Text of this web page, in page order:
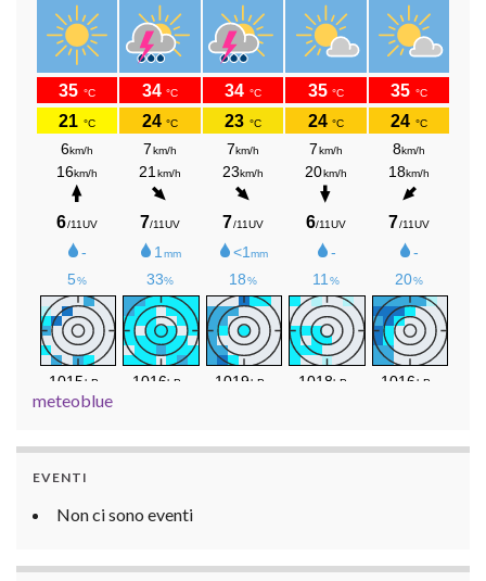
meteoblue
EVENTI
Non ci sono eventi